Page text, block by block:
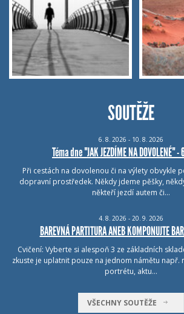
SOUTĚŽE
6. 8. 2026 - 10. 8. 2026
Téma dne "JAK JEZDÍME NA DOVOLENÉ"
Při cestách na dovolenou či na výlety obvykle
dopravní prostředek. Někdy jdeme pěšky,
někteří jezdí autem či…
4. 8. 2026 - 20. 9. 2026
BAREVNÁ PARTITURA ANEB KOMPONUJTE
Cvičení: Vyberte si alespoň 3 ze základních
zkuste je uplatnit pouze na jednom námětu např.
portrétu, aktu…
VŠECHNY SOUTĚŽE